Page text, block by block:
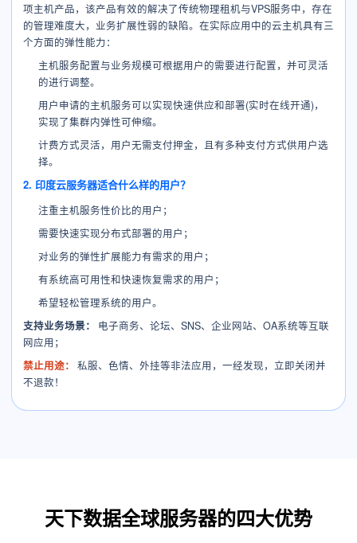
项主机产品，该产品有效的解决了传统物理租机与VPS服务中，存在
的管理难度大，业务扩展性弱的缺陷。在实际应用中的云主机具有三
个方面的弹性能力：
主机服务配置与业务规模可根据用户的需要进行配置，并可灵活
的进行调整。
用户申请的主机服务可以实现快速供应和部署(实时在线开通)，
实现了集群内弹性可伸缩。
计费方式灵活，用户无需支付押金，且有多种支付方式供用户选
择。
2. 印度云服务器适合什么样的用户？
注重主机服务性价比的用户；
需要快速实现分布式部署的用户；
对业务的弹性扩展能力有需求的用户；
有系统高可用性和快速恢复需求的用户；
希望轻松管理系统的用户。
支持业务场景：
电子商务、论坛、SNS、企业网站、OA系统等互联
网应用；
禁止用途：
私服、色情、外挂等非法应用，一经发现，立即关闭并
不退款！
天下数据全球服务器的四大优势